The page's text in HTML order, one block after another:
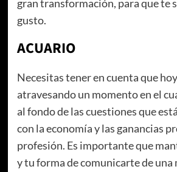
gran transformación, para que te
gusto.
ACUARIO
Necesitas tener en cuenta que
atravesando un momento en el
al fondo de las cuestiones que
con la economía y las ganancias
profesión. Es importante que
y tu forma de comunicarte de una